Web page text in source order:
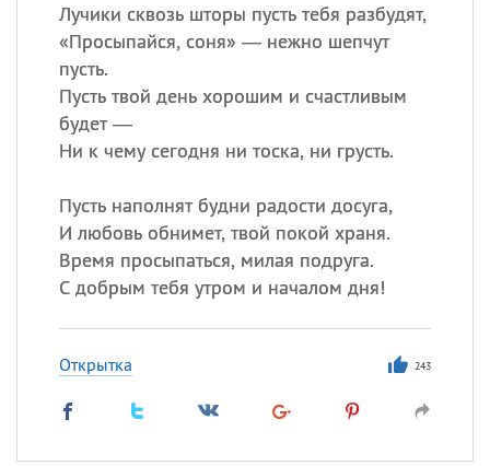
Лучики сквозь шторы пусть тебя разбудят,
«Просыпайся, соня» — нежно шепчут
пусть.
Пусть твой день хорошим и счастливым
будет —
Ни к чему сегодня ни тоска, ни грусть.
Пусть наполнят будни радости досуга,
И любовь обнимет, твой покой храня.
Время просыпаться, милая подруга.
С добрым тебя утром и началом дня!
Открытка 243